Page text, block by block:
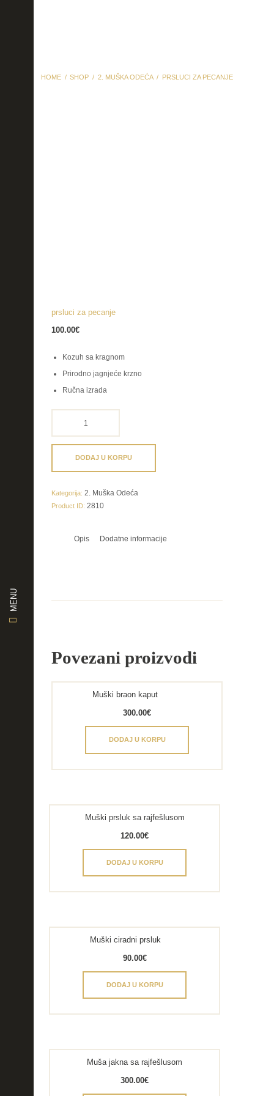
MENU
HOME SHOP 2. MUŠKA ODEĆA PRSLUCI ZA PECANJE
prsluci za pecanje
100.00€
Kozuh sa kragnom
Prirodno jagnjeće krzno
Ručna izrada
količinaDODAJ U KORPU
Kategorija: 2. Muška Odeća
Product ID: 2810
Opis Dodatne informacije
Povezani proizvodi
Muški braon kaput
300.00€
DODAJ U KORPU
Muški prsluk sa rajfešlusom
120.00€
DODAJ U KORPU
Muški ciradni prsluk
90.00€
DODAJ U KORPU
Muša jakna sa rajfešlusom
300.00€